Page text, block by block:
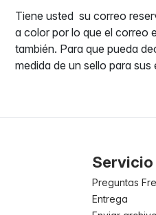
Tiene usted su correo
a color por lo que el correo
también. Para que pueda
medida de un sello para
Preguntas
Entrega